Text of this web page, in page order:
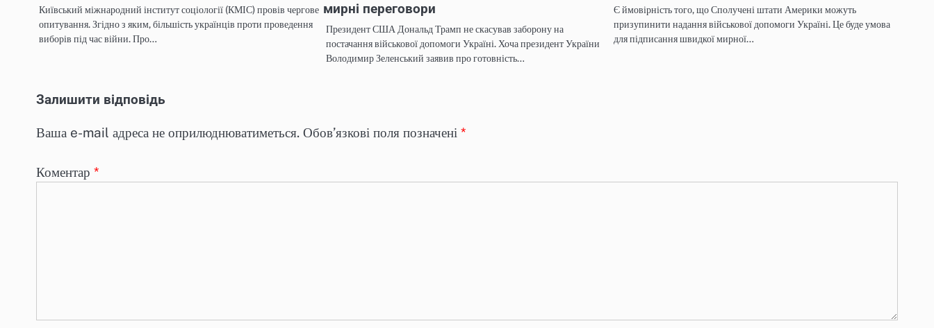
Київський міжнародний інститут соціології (КМІС) провів чергове
опитування. Згідно з яким, більшість українців проти проведення
виборів під час війни. Про…
мирні переговори
Президент США Дональд Трамп не скасував заборону на
постачання військової допомоги Україні. Хоча президент України
Володимир Зеленський заявив про готовність…
Є ймовірність того, що Сполучені штати Америки можуть
призупинити надання військової допомоги Україні. Це буде умова
для підписання швидкої мирної…
Залишити відповідь
Ваша e-mail адреса не оприлюднюватиметься. Обов’язкові поля позначені *
Коментар *